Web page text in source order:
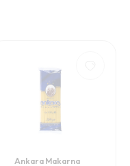
Ankara Makarna